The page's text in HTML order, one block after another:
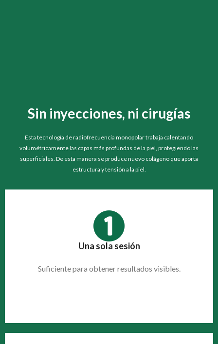
Sin inyecciones, ni cirugías
Esta tecnología de radiofrecuencia monopolar trabaja calentando
volumétricamente las capas más profundas de la piel, protegiendo las
superficiales. De esta manera se produce nuevo colágeno que aporta
estructura y tensión a la piel.
Una sola sesión
Suficiente para obtenerresultados visibles.